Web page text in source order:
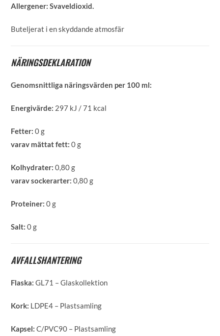
Allergener: Svaveldioxid.
Buteljerat i en skyddande atmosfär
NÄRINGSDEKLARATION
Genomsnittliga näringsvärden per 100 ml:
Energivärde: 297 kJ / 71 kcal
Fetter: 0 g
varav mättat fett: 0 g
Kolhydrater: 0,80 g
varav sockerarter: 0,80 g
Proteiner:0 g
Salt:0 g
AVFALLSHANTERING
Flaska:GL71 – Glaskollektion
Kork: LDPE4 – Plastsamling
Kapsel:C/PVC90 – Plastsamling